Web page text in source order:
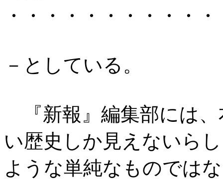
・・・・・・・・・・
－としている。
『新報』編集部には
い歴史しか見えないら
ような単純なものでは